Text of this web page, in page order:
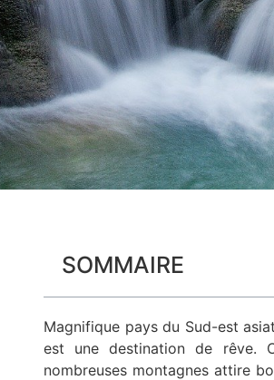
SOMMAIRE
Magnifique pays du Sud-est
est une destination de rêve.
nombreuses montagnes attire